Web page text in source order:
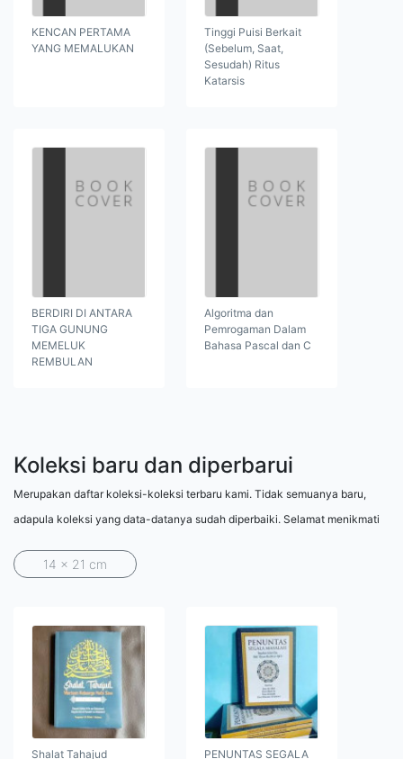
KENCAN PERTAMA
YANG MEMALUKAN
Tinggi Puisi Berkait
(Sebelum, Saat,
Sesudah) Ritus
Katarsis
BERDIRI DI ANTARA
TIGA GUNUNG
MEMELUK
REMBULAN
Algoritma dan
Pemrogaman Dalam
Bahasa Pascal dan C
Koleksi baru dan diperbarui
Merupakan daftar koleksi-koleksi terbaru kami. Tidak semuanya baru,
adapula koleksi yang data-datanya sudah diperbaiki. Selamat menikmati
14 x 21 cm
Shalat Tahajud PENUNTAS SEGALA